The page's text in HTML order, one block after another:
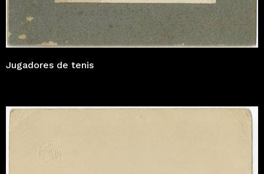
Jugadores de tenis